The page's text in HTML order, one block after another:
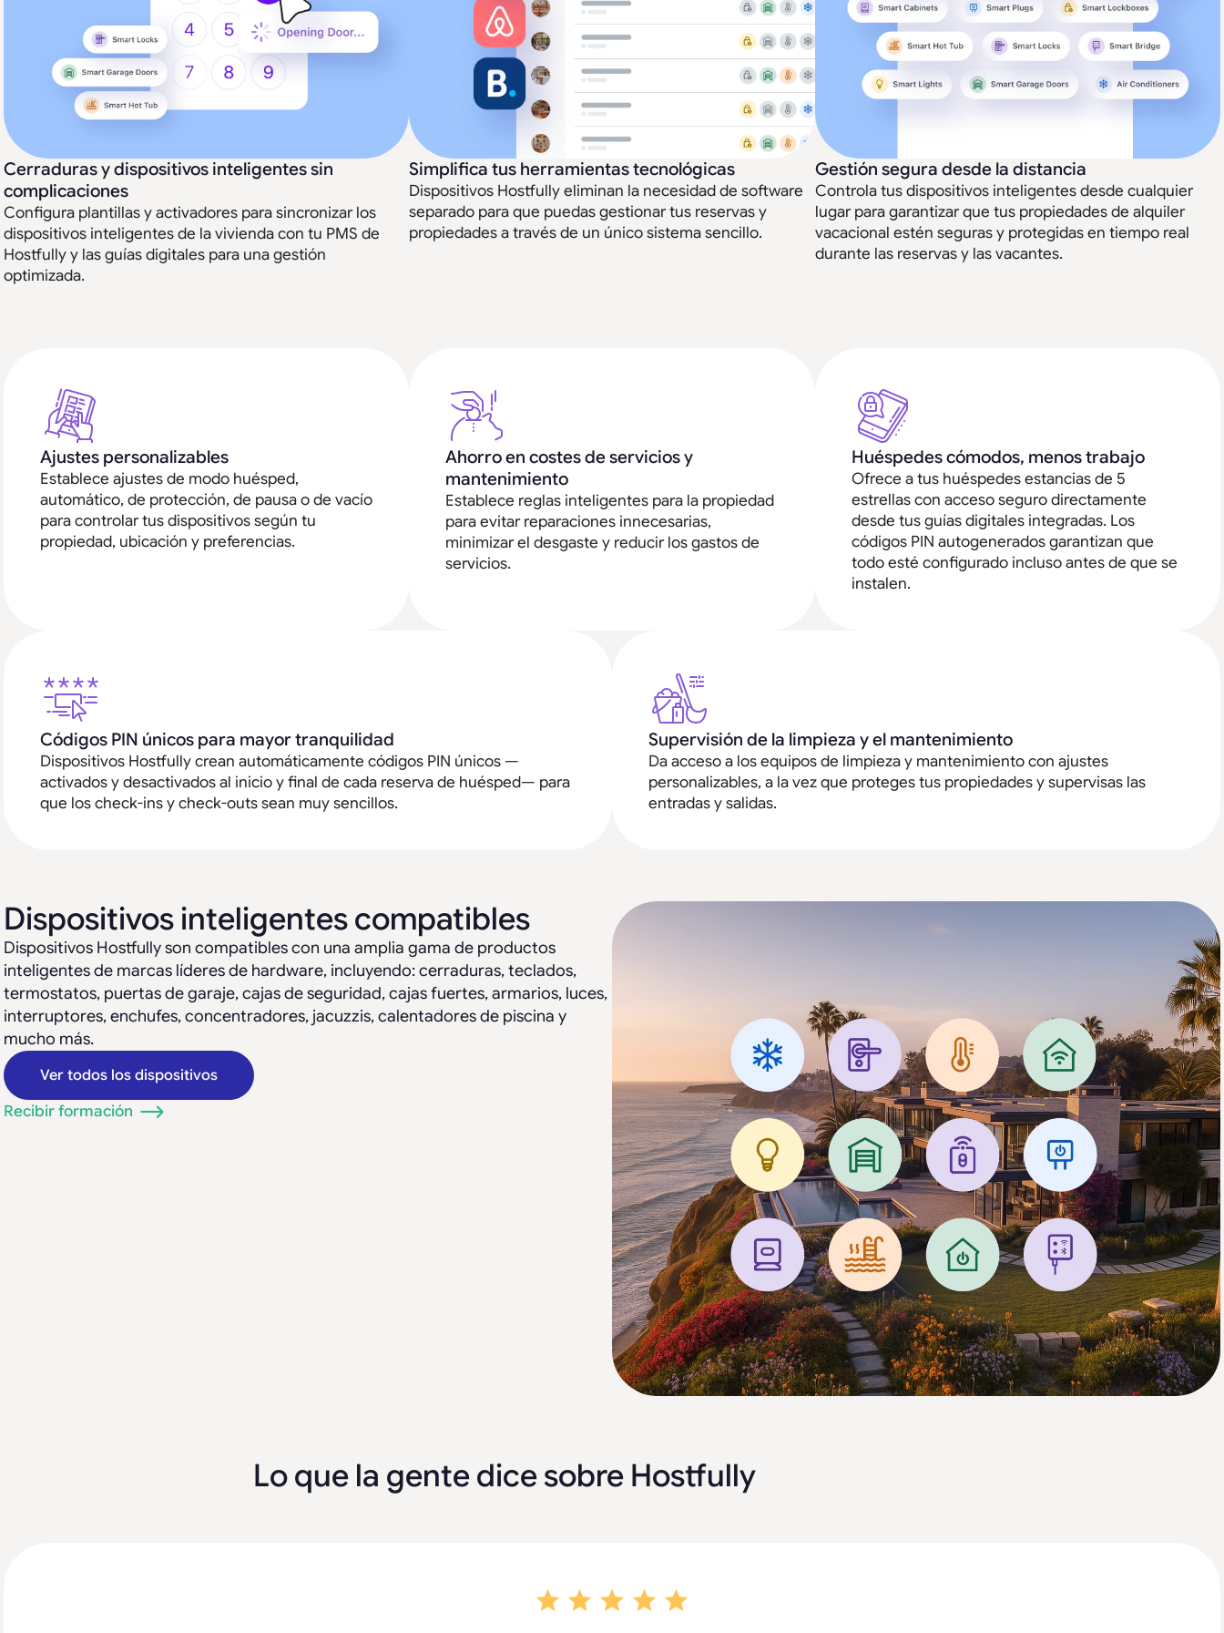
Cerraduras y dispositivos inteligentes sin
complicaciones
Configura plantillas y activadores para sincronizar los
dispositivos inteligentes de la vivienda con tu PMS de
Hostfully y las guías digitales para una gestión
optimizada.
Simplifica tus herramientas tecnológicas
Dispositivos Hostfully eliminan la necesidad de software
separado para que puedas gestionar tus reservas y
propiedades a través de un único sistema sencillo.
Gestión segura desde la distancia
Controla tus dispositivos inteligentes desde cualquier
lugar para garantizar que tus propiedades de alquiler
vacacional estén seguras y protegidas en tiempo real
durante las reservas y las vacantes.
Ajustes personalizables
Establece ajustes de modo huésped,
automático, de protección, de pausa o de vacío
para controlar tus dispositivos según tu
propiedad, ubicación y preferencias.
Ahorro en costes de servicios y
mantenimiento
Establece reglas inteligentes para la propiedad
para evitar reparaciones innecesarias,
minimizar el desgaste y reducir los gastos de
servicios.
Huéspedes cómodos, menos trabajo
Ofrece a tus huéspedes estancias de 5
estrellas con acceso seguro directamente
desde tus guías digitales integradas. Los
códigos PIN autogenerados garantizan que
todo esté configurado incluso antes de que se
instalen.
Códigos PIN únicos para mayor tranquilidad
Dispositivos Hostfully crean automáticamente códigos PIN únicos —
activados y desactivados al inicio y final de cada reserva de huésped— para
que los check-ins y check-outs sean muy sencillos.
Supervisión de la limpieza y el mantenimiento
Da acceso a los equipos de limpieza y mantenimiento con ajustes
personalizables, a la vez que proteges tus propiedades y supervisas las
entradas y salidas.
Dispositivos inteligentes compatibles
Dispositivos Hostfully son compatibles con una amplia gama de productos
inteligentes de marcas líderes de hardware, incluyendo: cerraduras, teclados,
termostatos, puertas de garaje, cajas de seguridad, cajas fuertes, armarios, luces,
interruptores, enchufes, concentradores, jacuzzis, calentadores de piscina y
mucho más.
Ver todos los dispositivos
Recibir formación
Lo que la gente dice sobre Hostfully